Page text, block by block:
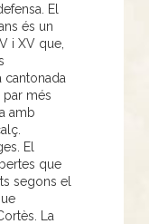
El
és un
i XV que,
cantonada
més
amb
El
que
segons el
La